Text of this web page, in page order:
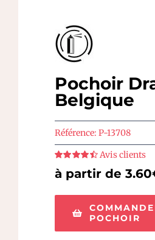
Pochoir
Belgique
Référence: P-13708
Note
sur
5
Avis clients
à partir de
POCHOIR